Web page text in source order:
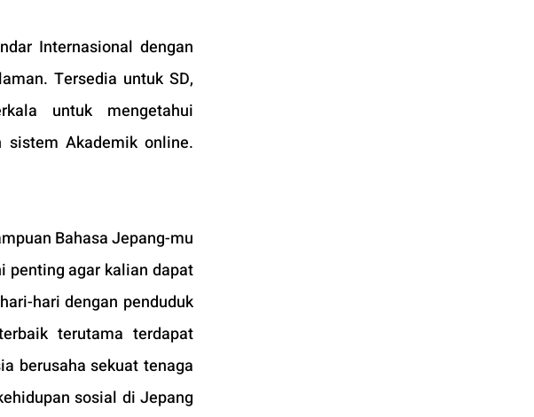
Internasional dengan
Tersedia untuk SD,
untuk mengetahui
sistem Akademik online.
Bahasa Jepang-mu
penting agar kalian dapat
hari dengan penduduk
terutama terdapat
berusaha sekuat tenaga
sosial di Jepang